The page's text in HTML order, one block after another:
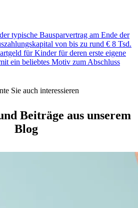
typische Bausparvertrag am Ende der
von bis zu rund € 8 Tsd.
für Kinder für deren erste eigene
ein beliebtes Motiv zum Abschluss
Sie auch interessieren
Beiträge aus unserem
Blog